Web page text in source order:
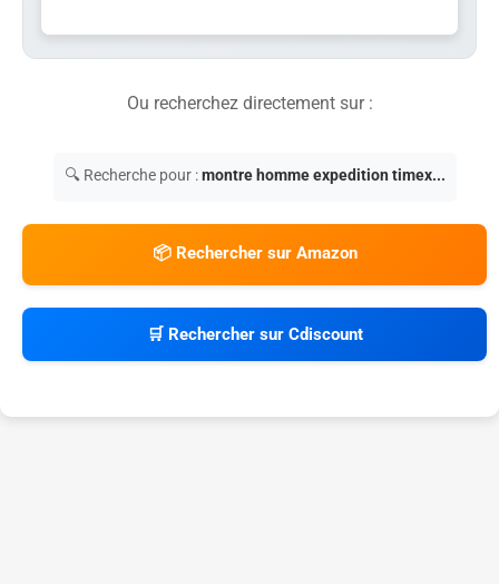
Ou recherchez directement sur :
🔍 Recherche pour :montre homme expedition timex...
📦 Rechercher sur Amazon
🛒 Rechercher sur Cdiscount